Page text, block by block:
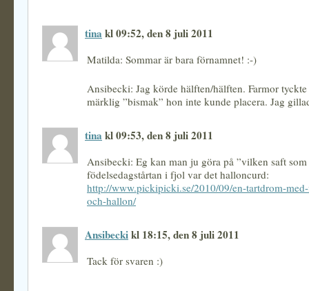
tina kl 09:52, den 8 juli 2011
Matilda: Sommar är bara förnamnet! :-)
Ansibecki: Jag körde hälften/hälften. Farmor
märklig ”bismak” hon inte kunde placera. Jag
tina kl 09:53, den 8 juli 2011
Ansibecki: Eg kan man ju göra på ”vilken saft som
födelsedagstårtan i fjol var det halloncurd:
http://www.pickipicki.se/2010/09/en-tartdrom-
och-hallon/
Ansibeckikl 18:15, den 8 juli 2011
Tack för svaren :)